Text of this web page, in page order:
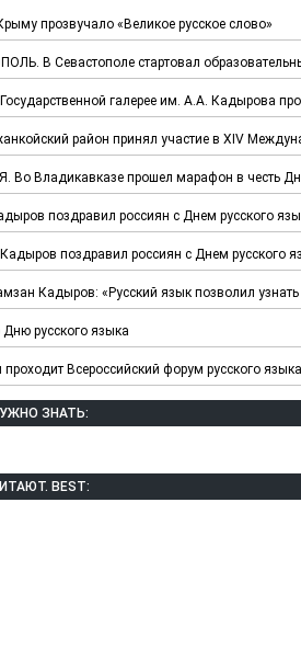
прозвучало «Великое русское слово»
В Севастополе стартовал
галерее им. А.А. Кадырова
район принял участие в XIV
Во Владикавказе прошел марафон в честь
поздравил россиян с Днем русского
поздравил россиян с Днем русского
Кадыров: «Русский язык позволил узнать
русского языка
проходит Всероссийский форум русского
ЗНАТЬ:
BEST: